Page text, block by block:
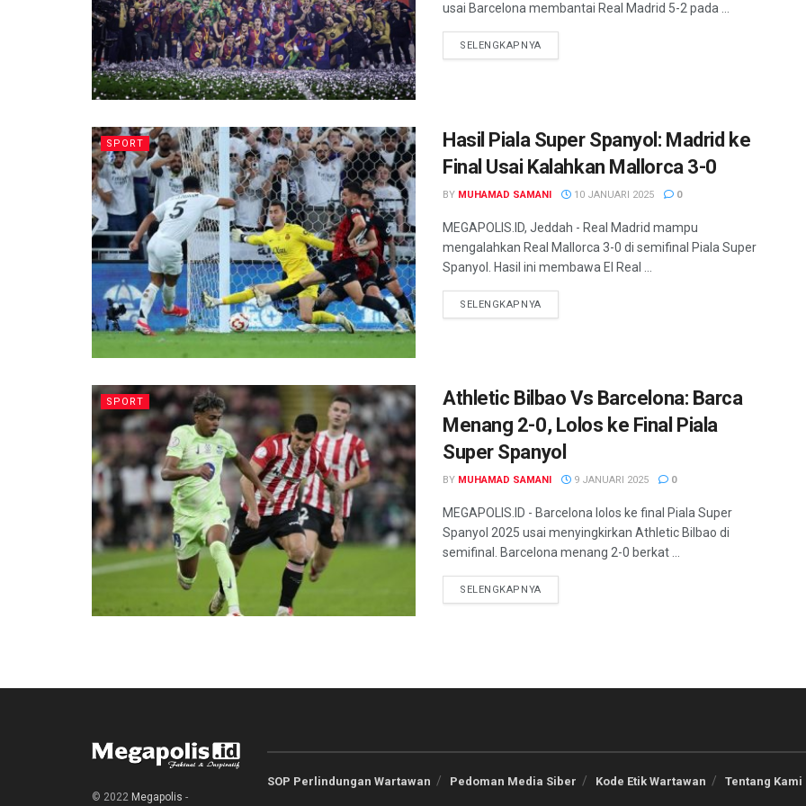
usai Barcelona membantai Real Madrid 5-2 pada ...
SELENGKAPNYA
SPORT
Hasil Piala Super Spanyol: Madrid ke
Final Usai Kalahkan Mallorca 3-0
BY MUHAMAD SAMANI 10 JANUARI 2025 0
MEGAPOLIS.ID, Jeddah - Real Madrid mampu
mengalahkan Real Mallorca 3-0 di semifinal Piala Super
Spanyol. Hasil ini membawa El Real ...
SELENGKAPNYA
SPORT
Athletic Bilbao Vs Barcelona: Barca
Menang 2-0, Lolos ke Final Piala
Super Spanyol
BY MUHAMAD SAMANI 9 JANUARI 2025 0
MEGAPOLIS.ID - Barcelona lolos ke final Piala Super
Spanyol 2025 usai menyingkirkan Athletic Bilbao di
semifinal. Barcelona menang 2-0 berkat ...
SELENGKAPNYA
© 2022 Megapolis -
SOP Perlindungan Wartawan Pedoman Media Siber Kode Etik Wartawan Tentang Kami